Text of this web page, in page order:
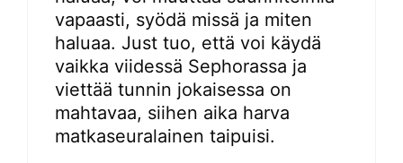
vapaasti, syödä missä ja miten
haluaa. Just tuo, että voi käydä
vaikka viidessä Sephorassa ja
viettää tunnin jokaisessa on
mahtavaa, siihen aika harva
matkaseuralainen taipuisi.